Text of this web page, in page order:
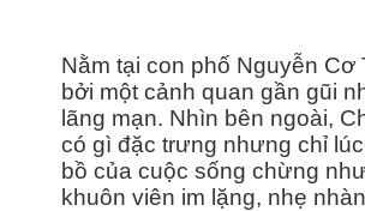
Nằm tại con phố Nguyễn
bởi một cảnh quan gần gũi
lãng mạn. Nhìn bên ngoài,
có gì đặc trưng nhưng chỉ
bồ của cuộc sống chừng
khuôn viên im lặng, nhẹ